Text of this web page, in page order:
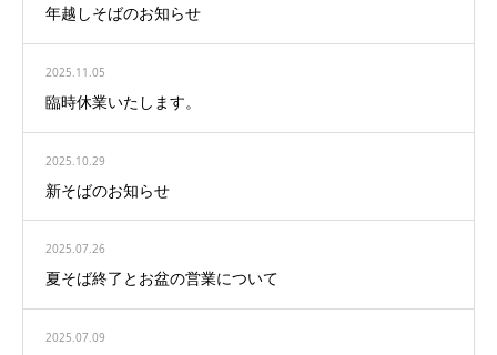
年越しそばのお知らせ
2025.11.05
臨時休業いたします。
2025.10.29
新そばのお知らせ
2025.07.26
夏そば終了とお盆の営業について
2025.07.09